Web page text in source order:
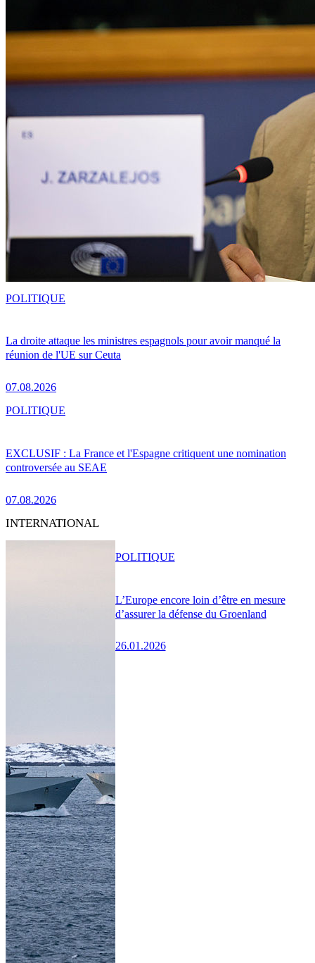
La droite attaque les ministres espagnols pour avoir manqué la
réunion de l'UE sur Ceuta
07.08.2026
POLITIQUE
EXCLUSIF : La France et l'Espagne critiquent une nomination
controversée au SEAE
07.08.2026
POLITIQUE
INTERNATIONAL
L’Europe encore loin d’être en mesure
d’assurer la défense du Groenland
26.01.2026
POLITIQUE